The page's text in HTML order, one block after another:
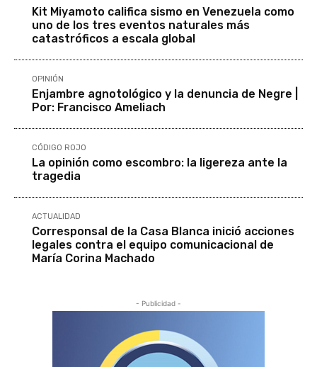
Kit Miyamoto califica sismo en Venezuela como
uno de los tres eventos naturales más
catastróficos a escala global
OPINIÓN
Enjambre agnotológico y la denuncia de Negre |
Por: Francisco Ameliach
CÓDIGO ROJO
La opinión como escombro: la ligereza ante la
tragedia
ACTUALIDAD
Corresponsal de la Casa Blanca inició acciones
legales contra el equipo comunicacional de
María Corina Machado
- Publicidad -